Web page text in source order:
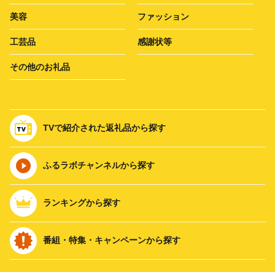
美容 ファッション
工芸品 感謝状等
その他のお礼品
TVで紹介された返礼品から探す
ふるラボチャンネルから探す
ランキングから探す
番組・特集・キャンペーンから探す